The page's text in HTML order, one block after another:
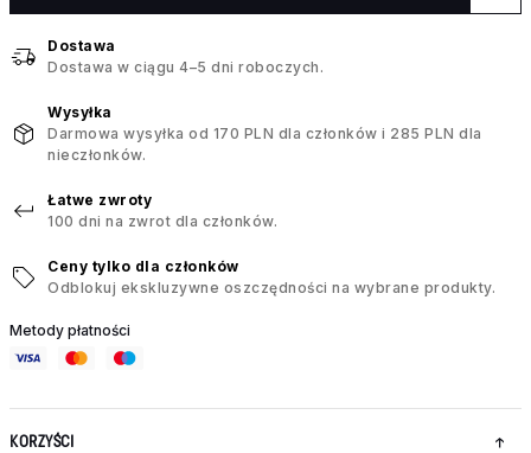
Dostawa
Dostawa w ciągu 4–5 dni roboczych.
Wysyłka
Darmowa wysyłka od 170 PLN dla członków i 285 PLN dla
nieczłonków.
Łatwe zwroty
100 dni na zwrot dla członków.
Ceny tylko dla członków
Odblokuj ekskluzywne oszczędności na wybrane produkty.
Metody płatności
KORZYŚCI